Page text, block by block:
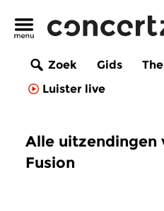
Zoek Gids
Luister live
Alle uitzendingen
Fusion